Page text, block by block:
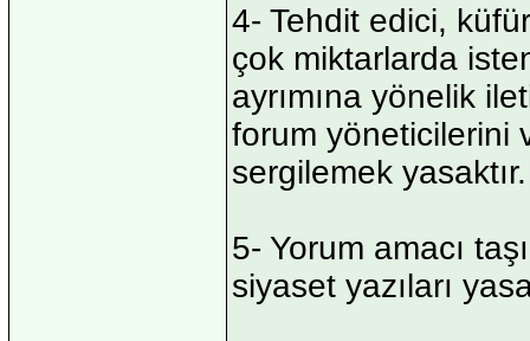
4- Tehdit edici,
çok miktarlarda
ayrımına yönelik
forum yöneticilerini
sergilemek yasaktır.
5- Yorum amacı
siyaset yazıları